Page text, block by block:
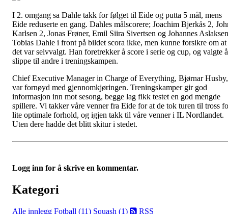
I 2. omgang sa Dahle takk for følget til Eide og putta 5 mål, mens
Eide reduserte en gang. Dahles målscorere; Joachim Bjerkås 2,
Karlsen 2, Jonas Frøner, Emil Siira Sivertsen og Johannes
Tobias Dahle i front på bildet scora ikke, men kunne forsikre om at
det var selvvalgt. Han foretrekker å score i serie og cup, og valgte å
slippe til andre i treningskampen.
Chief Executive Manager in Charge of Everything, Bjørnar Husby,
var fornøyd med gjennomkjøringen. Treningskamper gir god
informasjon inn mot sesong, begge lag fikk testet en god mengde
spillere. Vi takker våre venner fra Eide for at de tok turen til tross
lite optimale forhold, og igjen takk til våre venner i IL Nordlandet.
Uten dere hadde det blitt skitur i stedet.
Logg inn for å skrive en kommentar.
Kategori
Alle innlegg Fotball (11) Squash (1) RSS